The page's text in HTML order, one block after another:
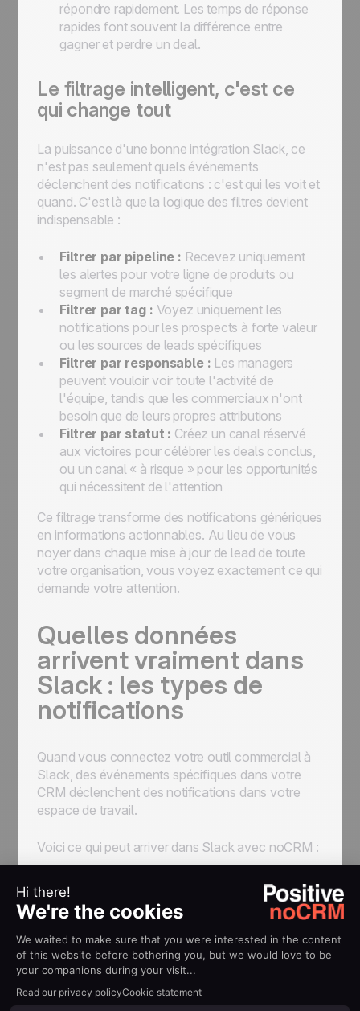
répondre rapidement. Les temps de réponse
rapides font souvent la différence entre
gagner et perdre un deal.
Le filtrage intelligent, c'est ce
qui change tout
La puissance d'une bonne intégration Slack, ce
n'est pas seulement quels événements
déclenchent des notifications : c'est qui les voit et
quand. C'est là que la logique des filtres devient
indispensable :
Filtrer par pipeline : Recevez uniquement
les alertes pour votre ligne de produits ou
segment de marché spécifique
Filtrer par tag : Voyez uniquement les
notifications pour les prospects à forte valeur
ou les sources de leads spécifiques
Filtrer par responsable : Les managers
peuvent vouloir voir toute l'activité de
l'équipe, tandis que les commerciaux n'ont
besoin que de leurs propres attributions
Filtrer par statut : Créez un canal réservé
aux victoires pour célébrer les deals conclus,
ou un canal « à risque » pour les opportunités
qui nécessitent de l'attention
Ce filtrage transforme des notifications génériques
en informations actionnables. Au lieu de vous
noyer dans chaque mise à jour de lead de toute
votre organisation, vous voyez exactement ce qui
demande votre attention.
Quelles données
arrivent vraiment dans
Slack : les types de
notifications
Quand vous connectez votre outil commercial à
Slack, des événements spécifiques dans votre
CRM déclenchent des notifications dans votre
espace de travail.
Voici ce qui peut arriver dans Slack avec noCRM :
Types de notifications
disponibles
Création de lead
Ce que ça fait :Alerte votre équipe au
moment où un nouveau lead entre dans votre